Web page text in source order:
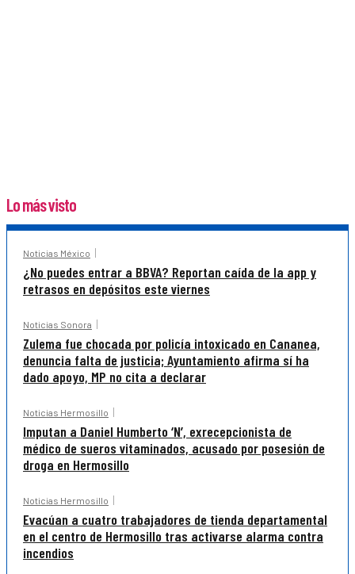
Lo más visto
Noticias México
¿No puedes entrar a BBVA? Reportan caída de la app y
retrasos en depósitos este viernes
Noticias Sonora
Zulema fue chocada por policía intoxicado en Cananea,
denuncia falta de justicia; Ayuntamiento afirma sí ha
dado apoyo, MP no cita a declarar
Noticias Hermosillo
Imputan a Daniel Humberto ‘N’, exrecepcionista de
médico de sueros vitaminados, acusado por posesión de
droga en Hermosillo
Noticias Hermosillo
Evacúan a cuatro trabajadores de tienda departamental
en el centro de Hermosillo tras activarse alarma contra
incendios